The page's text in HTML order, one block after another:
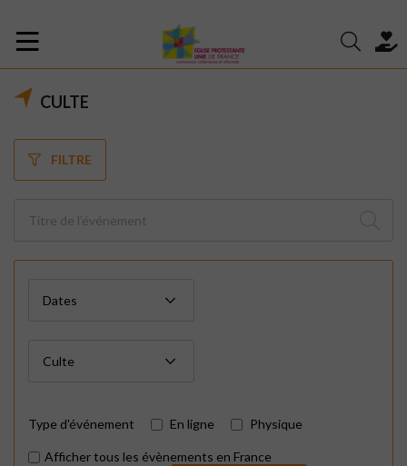
CULTE
FILTRE
Type d'événement En ligne Physique
Afficher tous les évènements en France